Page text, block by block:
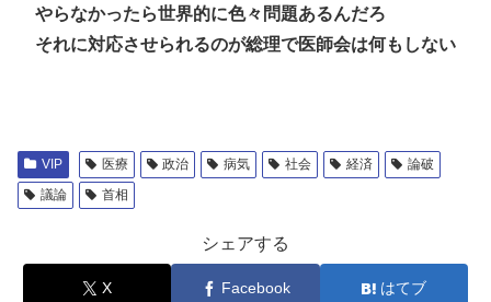
やらなかったら世界的に色々問題あるんだろ
それに対応させられるのが総理で医師会は何もしない
VIP 医療 政治 病気 社会 経済
論破
議論
首相
シェアする
X Facebook はてブ